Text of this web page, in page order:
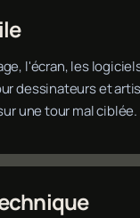
l'écran, les
dessinateurs et
une tour mal ciblée.